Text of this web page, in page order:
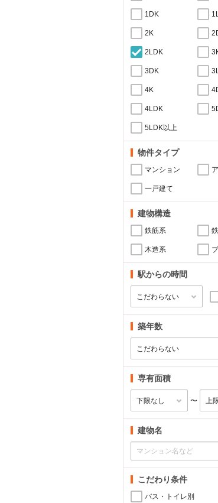
1DK
2K
2LDK
3DK
4K
4LDK
5LDK以上
物件タイプ
マンション
一戸建て
建物構造
鉄筋系
木造系
駅からの時間
築年数
専有面積
〜
建物名
こだわり条件
バス・トイレ別